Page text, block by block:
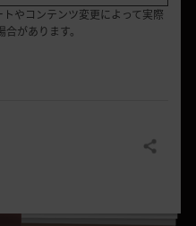
やコンテンツ変更によって実際
があります。
共有する